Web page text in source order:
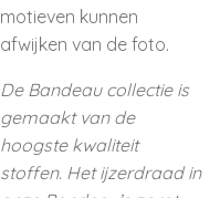
motieven kunnen
afwijken van de foto.
De Bandeau collectie is
gemaakt van de
hoogste kwaliteit
stoffen. Het ijzerdraad in